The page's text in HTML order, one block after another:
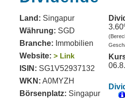
Land: Singapur
Währung: SGD
Branche: Immobilien
Website: > Link
ISIN: SG1V52937132
WKN: A0MYZH
Börsenplatz: Singapur